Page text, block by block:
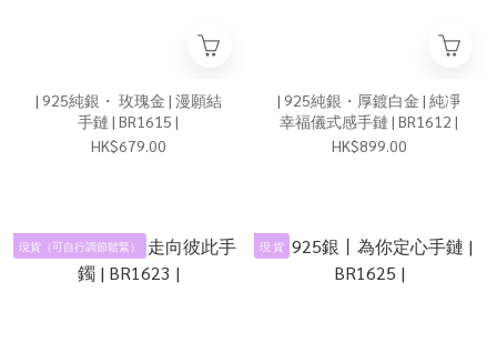
| 925純銀・ 玫瑰金 | 漫願結
手鏈 | BR1615 |
HK$679.00
| 925純銀・厚鍍白金 | 純凈
幸福儀式感手鏈 | BR1612 |
HK$899.00
現貨（可自行調節鬆緊） 現 貨